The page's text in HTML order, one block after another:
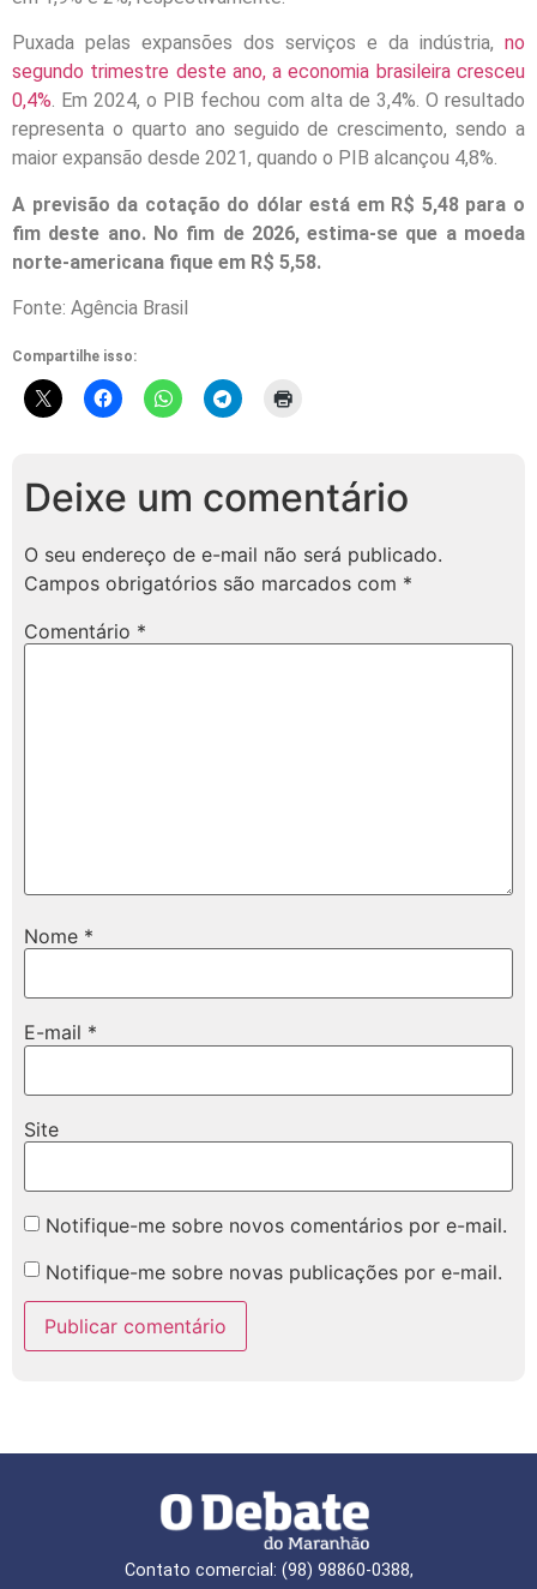
Puxada pelas expansões dos serviços e da indústria, no
segundo trimestre deste ano, a economia brasileira cresceu
0,4%. Em 2024, o PIB fechou com alta de 3,4%. O resultado
representa o quarto ano seguido de crescimento, sendo a
maior expansão desde 2021, quando o PIB alcançou 4,8%.
A previsão da cotação do dólar está em R$ 5,48 para o
fim deste ano. No fim de 2026, estima-se que a moeda
norte-americana fique em R$ 5,58.
Fonte: Agência Brasil
Compartilhe isso:
Deixe um comentário
O seu endereço de e-mail não será publicado.
Campos obrigatórios são marcados com *
Comentário *
Nome *
E-mail *
Site
Notifique-me sobre novos comentários por e-mail.
Notifique-me sobre novas publicações por e-mail.
Contato comercial: (98) 98860-0388,